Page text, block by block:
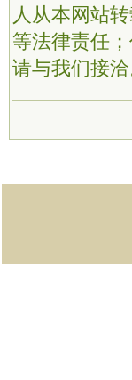
人从本网站
等法律责任
请与我们接洽